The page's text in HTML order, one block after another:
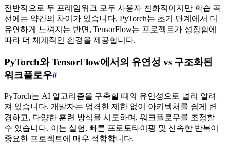
전반적으로 두 프레임워크 모두 사용자 친화적이지만 학습 곡
선에는 약간의 차이가 있습니다. PyTorch는 초기 단계에서 더
유연하게 느껴지는 반면, TensorFlow는 프로젝트가 성장함에
따라 더 체계적인 환경을 제공합니다.
PyTorch와 TensorFlow에서의 유연성 vs 구조화된
워크플로우#
PyTorch는 AI 알고리즘을 구축할 때의 유연성으로 널리 알려
져 있습니다. 개발자는 엄격한 제한 없이 아키텍처를 쉽게 변
경하고, 다양한 훈련 방식을 시도하며, 워크플로우를 조정할
수 있습니다. 이는 실험, 빠른 프로토타이핑 및 신속한 반복이
중요한 프로젝트에 매우 적합합니다.